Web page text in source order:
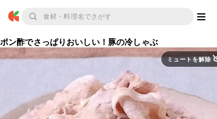
ポン酢でさっぱりおいしい！豚の冷しゃぶ
ミュートを解除